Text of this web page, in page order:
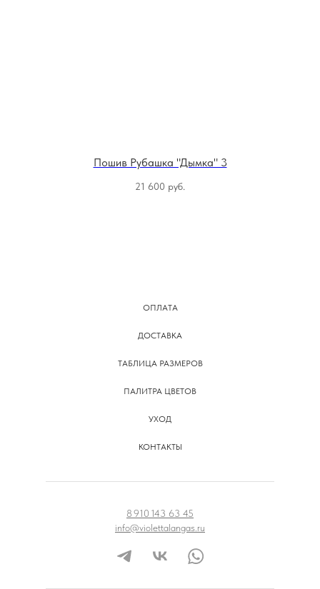
Пошив Рубашка "Дымка" 3
21 600 руб.
ОПЛАТА
ДОСТАВКА
ТАБЛИЦА РАЗМЕРОВ
ПАЛИТРА ЦВЕТОВ
УХОД
КОНТАКТЫ
8 910 143 63 45
info@violettalangas.ru